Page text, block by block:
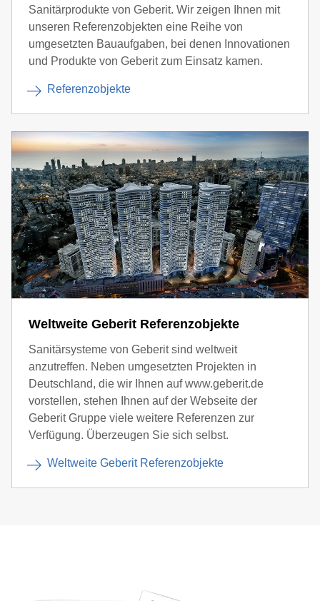
Sanitärprodukte von Geberit. Wir zeigen Ihnen mit
unseren Referenzobjekten eine Reihe von
umgesetzten Bauaufgaben, bei denen Innovationen
und Produkte von Geberit zum Einsatz kamen.
Referenzobjekte
Weltweite Geberit Referenzobjekte
Sanitärsysteme von Geberit sind weltweit
anzutreffen. Neben umgesetzten Projekten in
Deutschland, die wir Ihnen auf www.geberit.de
vorstellen, stehen Ihnen auf der Webseite der
Geberit Gruppe viele weitere Referenzen zur
Verfügung. Überzeugen Sie sich selbst.
Weltweite Geberit Referenzobjekte